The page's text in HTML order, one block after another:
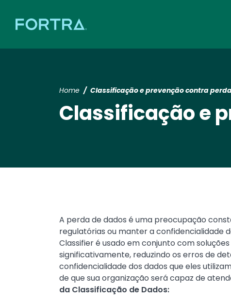
Home Classificação e prevenção contra
Classificação e
Text
A perda de dados é uma preocupação
regulatórias ou manter a confidencialidade
Classifier é usado em conjunto com
significativamente, reduzindo os erros de
confidencialidade dos dados que eles
de que sua organização será capaz de
da Classificação de Dados: